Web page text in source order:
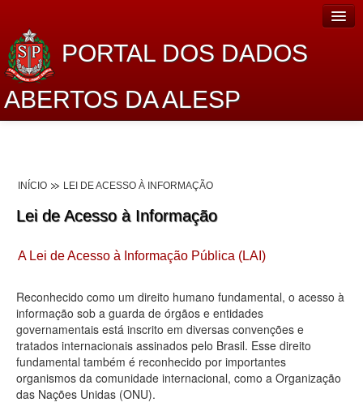
PORTAL DOS DADOS
ABERTOS DA ALESP
Lei de Acesso à Informação
Dados Governamentais Abertos
Planejamento
Catálogo de dados
Processo Legislativo
Deputados Estaduais
INÍCIO LEI DE ACESSO À INFORMAÇÃO
Lei de Acesso à Informação
A Lei de Acesso à Informação Pública (LAI)
Reconhecido como um direito humano fundamental, o acesso à
informação sob a guarda de órgãos e entidades
governamentais está inscrito em diversas convenções e
tratados internacionais assinados pelo Brasil. Esse direito
fundamental também é reconhecido por importantes
organismos da comunidade internacional, como a Organização
das Nações Unidas (ONU).